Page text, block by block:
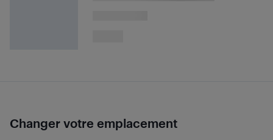
Changer votre emplacement